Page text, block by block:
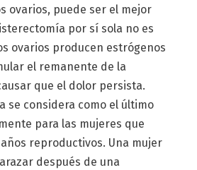
ovarios, puede ser el mejor
por sí sola no es
ovarios producen estrógenos
el remanente de la
que el dolor persista.
se considera como el último
para las mujeres que
reproductivos. Una mujer
después de una